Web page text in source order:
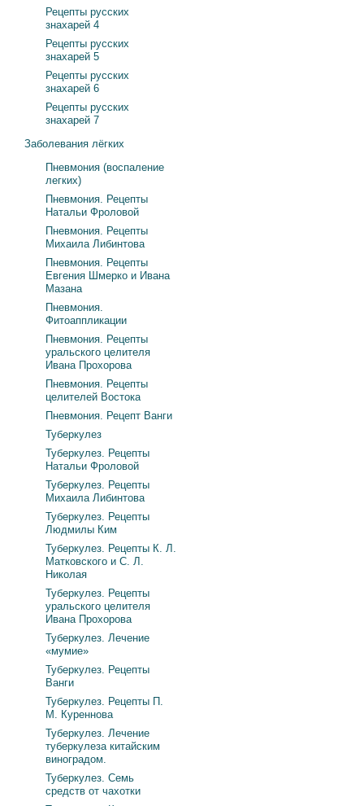
Рецепты русских
знахарей 4
Рецепты русских
знахарей 5
Рецепты русских
знахарей 6
Рецепты русских
знахарей 7
Заболевания лёгких
Пневмония (воспаление
легких)
Пневмония. Рецепты
Натальи Фроловой
Пневмония. Рецепты
Михаила Либинтова
Пневмония. Рецепты
Евгения Шмерко и Ивана
Мазана
Пневмония.
Фитоаппликации
Пневмония. Рецепты
уральского целителя
Ивана Прохорова
Пневмония. Рецепты
целителей Востока
Пневмония. Рецепт Ванги
Туберкулез
Туберкулез. Рецепты
Натальи Фроловой
Туберкулез. Рецепты
Михаила Либинтова
Туберкулез. Рецепты
Людмилы Ким
Туберкулез. Рецепты К. Л.
Матковского и С. Л.
Николая
Туберкулез. Рецепты
уральского целителя
Ивана Прохорова
Туберкулез. Лечение
«мумие»
Туберкулез. Рецепты
Ванги
Туберкулез. Рецепты П.
М. Куреннова
Туберкулез. Лечение
туберкулеза китайским
виноградом.
Туберкулез. Семь
средств от чахотки